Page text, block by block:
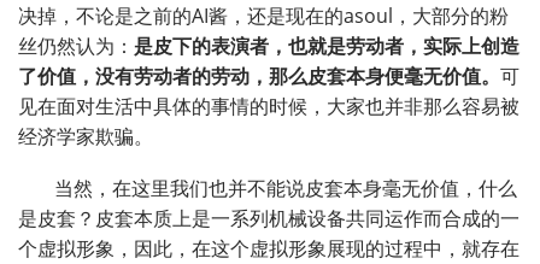
决掉，不论是之前的AI酱，还是现在的asoul，大部分的粉
丝仍然认为： 是皮下的表演者，也就是劳动者，实际上创造
了价值，没有劳动者的劳动，那么皮套本身便毫无价值。 可
见在面对生活中具体的事情的时候，大家也并非那么容易被
经济学家欺骗。
当然，在这里我们也并不能说皮套本身毫无价值，什么
是皮套？皮套本质上是一系列机械设备共同运作而合成的一
个虚拟形象，因此，在这个虚拟形象展现的过程中，就存在